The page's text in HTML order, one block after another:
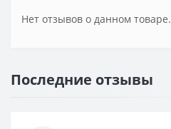
Нет отзывов о данном товаре.
Последние отзывы